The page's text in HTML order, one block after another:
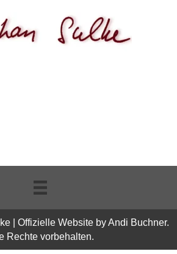
| Offizielle Website by Andi Buchner.
Rechte vorbehalten.